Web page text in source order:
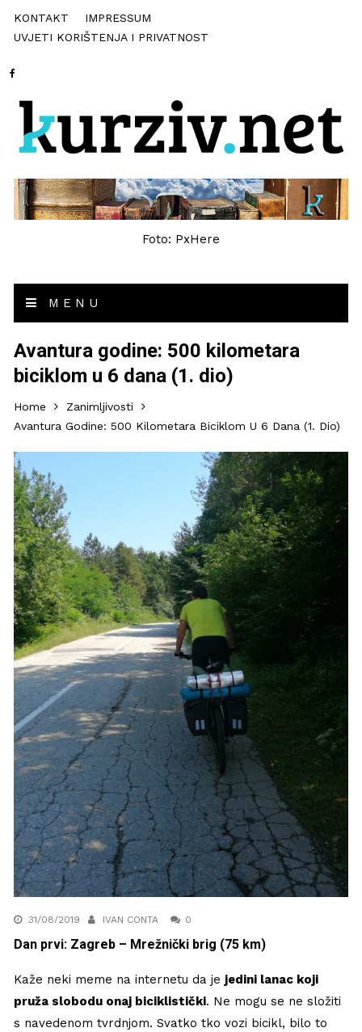
KONTAKT
IMPRESSUM
UVJETI KORIŠTENJA I PRIVATNOST
Foto: PxHere
MENU
Avantura godine: 500 kilometara
biciklom u 6 dana (1. dio)
Home
Zanimljivosti
Avantura Godine: 500 Kilometara Biciklom U 6 Dana (1. Dio)
31/08/2019 IVAN CONTA 0
Dan prvi: Zagreb – Mrežnički brig (75 km)
Kaže neki meme na internetu da je jedini lanac koji
pruža slobodu onaj biciklistički. Ne mogu se ne složiti
s navedenom tvrdnjom. Svatko tko vozi bicikl, bilo to